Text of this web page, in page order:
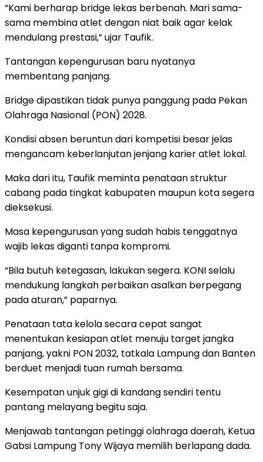
“Kami berharap bridge lekas berbenah. Mari sama-
sama membina atlet dengan niat baik agar kelak
mendulang prestasi,” ujar Taufik.
Tantangan kepengurusan baru nyatanya
membentang panjang.
Bridge dipastikan tidak punya panggung pada Pekan
Olahraga Nasional (PON) 2028.
Kondisi absen beruntun dari kompetisi besar jelas
mengancam keberlanjutan jenjang karier atlet lokal.
Maka dari itu, Taufik meminta penataan struktur
cabang pada tingkat kabupaten maupun kota segera
dieksekusi.
Masa kepengurusan yang sudah habis tenggatnya
wajib lekas diganti tanpa kompromi.
“Bila butuh ketegasan, lakukan segera. KONI selalu
mendukung langkah perbaikan asalkan berpegang
pada aturan,” paparnya.
Penataan tata kelola secara cepat sangat
menentukan kesiapan atlet menuju target jangka
panjang, yakni PON 2032, tatkala Lampung dan Banten
berduet menjadi tuan rumah bersama.
Kesempatan unjuk gigi di kandang sendiri tentu
pantang melayang begitu saja.
Menjawab tantangan petinggi olahraga daerah, Ketua
Gabsi Lampung Tony Wijaya memilih berlapang dada.